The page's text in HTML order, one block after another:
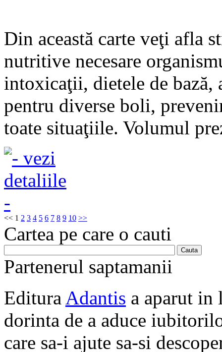
Din această carte veţi afla
nutritive necesare
intoxicaţii, dietele de
pentru diverse boli,
toate situaţiile. Volumul
<< 1 2 3 4 5 6 7 8 9 10 >>
Cartea pe care o cauti
Partenerul saptamanii
Editura Adantis a aparut in
dorinta de a aduce
care sa-i ajute sa-si